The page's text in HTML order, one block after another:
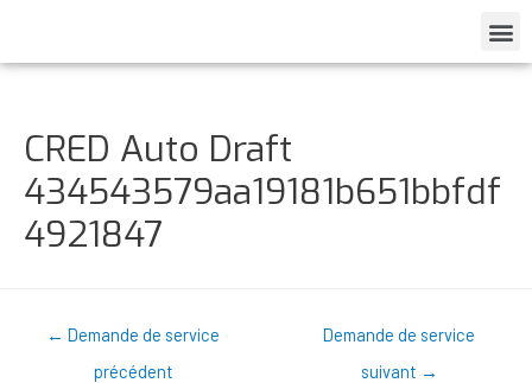
CRED Auto Draft
434543579aa19181b651bbfdf
4921847
← Demande de service
précédent
Demande de service
suivant →